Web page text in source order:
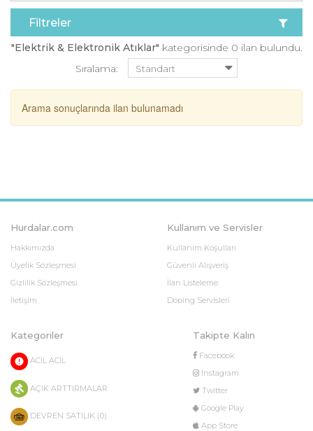
Filtreler
"Elektrik & Elektronik Atıklar" kategorisinde 0 ilan bulundu.
Sıralama:
Arama sonuçlarında ilan bulunamadı
Hurdalar.com
Hakkımızda
Üyelik Sözleşmesi
Gizlilik Sözleşmesi
İletişim
Kullanım ve Servisler
Kullanım Koşulları
Güvenli Alışveriş
İlan Listeleme
Doping Servisleri
Kategoriler
ACİL ACİL
AÇIK ARTTIRMALAR
DEVREN SATILIK (0)
Takipte Kalın
Facebook
Instagram
Twitter
Google Play
App Store